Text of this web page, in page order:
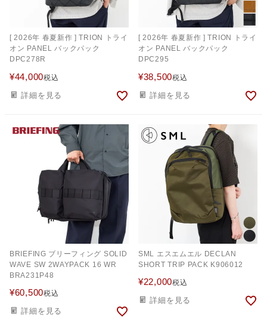
[ 2026年 春夏新作 ] TRION トライ
オン PANEL バックパック
DPC278R
¥44,000税込
詳細を見る
[ 2026年 春夏新作 ] TRION トライ
オン PANEL バックパック
DPC295
¥38,500税込
詳細を見る
BRIEFING ブリーフィング SOLID
WAVE SW 2WAYPACK 16 WR
BRA231P48
¥60,500税込
詳細を見る
SML エスエムエル DECLAN
SHORT TRIP PACK K906012
¥22,000税込
詳細を見る